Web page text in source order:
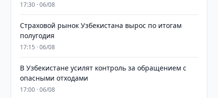
17:30 · 06/08
Страховой рынок Узбекистана вырос по итогам
полугодия
17:15 · 06/08
В Узбекистане усилят контроль за обращением с
опасными отходами
17:00 · 06/08